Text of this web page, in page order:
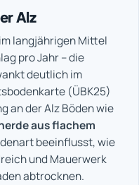
Alz
langjährigen Mittel
pro Jahr – die
deutlich im
(ÜBK25)
an der Alz Böden wie
aus flachem
beeinflusst, wie
und Mauerwerk
abtrocknen.